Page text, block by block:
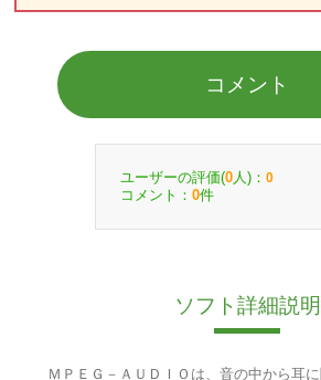
コメント
ユーザーの評価(0 人)： 0
コメント： 0件
ソフト詳細説明
ＭＰＥＧ－ＡＵＤＩＯは、音の中から耳